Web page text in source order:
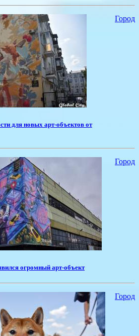
Город
для новых арт-объектов от
Город
огромный арт-объект
Город